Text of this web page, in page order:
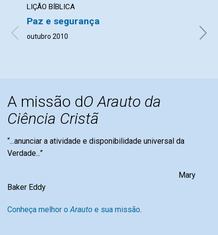
LIÇÃO BÍBLICA
Paz e segurança
outubro 2010
com
A missão dO Arauto da
Ciência Cristã
“...anunciar a atividade e disponibilidade universal da
Verdade...”
Mary
Baker Eddy
Conheça melhor o Arauto e sua missão.